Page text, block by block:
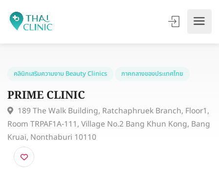
คลินิกเสริมความงาม Beauty Clinics
PRIME CLINIC
189 The Walk Building, Ratchaphruek Branch,
Room TRPAF1A-111, Village No.2 Bang Khun Kong,
Kruai, Nonthaburi 10110